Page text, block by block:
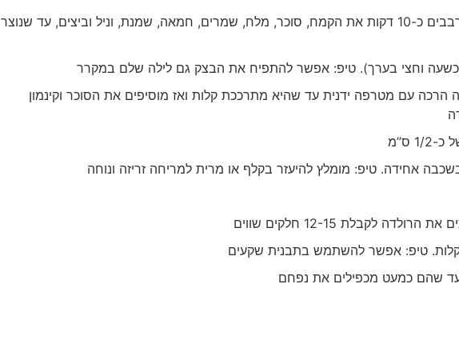
עם וו לישה מערבבים כ-10 דקות את הקמח, סוכר, מלח, שמרים, חמאה, שמנת, וניל וביצים, עד שנוצר
וחצי בערך). טיפ: אפשר להתפיח את הבצק גם לילה שלם במקרר
עם מטרפה ידנית עד שהיא מתרככת קלות ואז מוסיפים את הסוכר וקינמון
ס”מ
אחידה. טיפ: מומלץ להיעזר בקלף או מרית למריחה זריזה ונוחה
לקבלת 12-15 חלקים שווים
טיפ: אפשר להשתמש בתבנית שקעים
שהם כמעט מכפילים את נפחם